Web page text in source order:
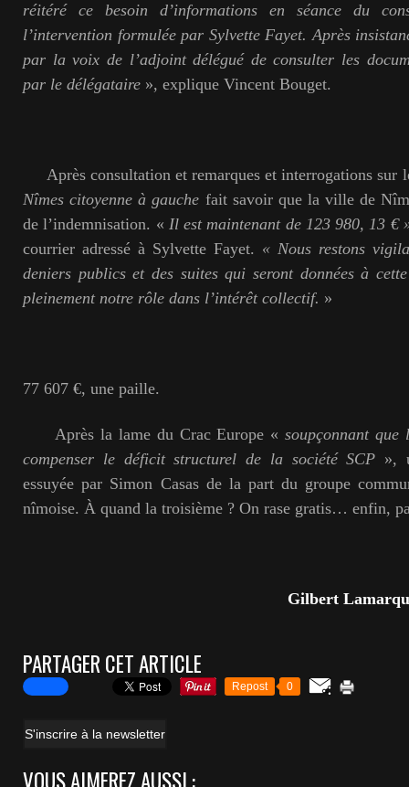
réitéré ce besoin d’informations en séance du
l’intervention formulée par Sylvette Fayet. Après
par la voix de l’adjoint délégué de consulter les
par le délégataire », explique Vincent Bouget.
Après consultation et remarques et interrogations sur
Nîmes citoyenne à gauche fait savoir que la ville de
de l’indemnisation. « Il est maintenant de 123 980, 13 €
courrier adressé à Sylvette Fayet. « Nous restons
deniers publics et des suites qui seront données à
pleinement notre rôle dans l’intérêt collectif. »
77 607 €, une paille.
Après la lame du Crac Europe «soupçonnant
compenser le déficitstructurel de la société SCP »,
essuyée par Simon Casas de la part du groupe
nîmoise. À quand la troisième ? On rase gratis… enfin,
Gilbert
PARTAGER CET ARTICLE
Repost 0
S'inscrire à la newsletter
VOUS AIMEREZ AUSSI :